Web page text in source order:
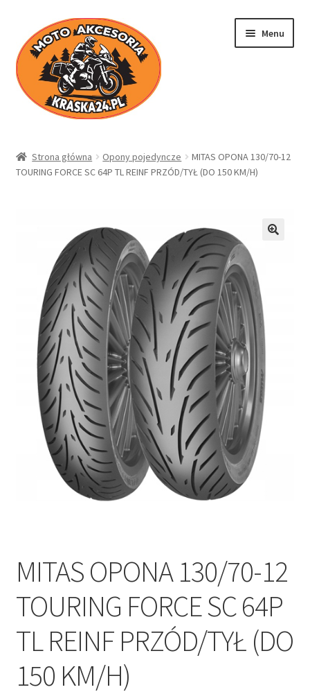
Przejdź
do
nawigacji
Przejdź
do
treści
Menu
Sklep
Moje konto
Regulamin
Polityka prywatności
Kontakt
Strona główna Opony pojedyncze
MITAS OPONA 130/70-12
TOURING FORCE SC 64P TL REINF PRZÓD/TYŁ (DO 150 KM/H)
MITAS OPONA 130/70-12
TOURING FORCE SC 64P
TL REINF PRZÓD/TYŁ (DO
150 KM/H)